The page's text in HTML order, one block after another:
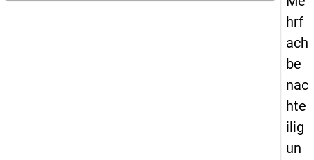
hrf
ach
be
nac
hte
ilig
un